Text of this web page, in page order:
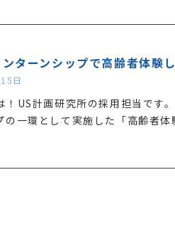
ターンシップで高齢者体験
日
！US計画研究所の採用担当で
の一環として実施した「高齢者